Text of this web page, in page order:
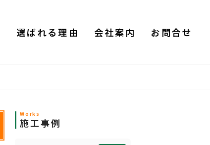
選ばれる理由 会社案内 お問合せ
Works
施工事例